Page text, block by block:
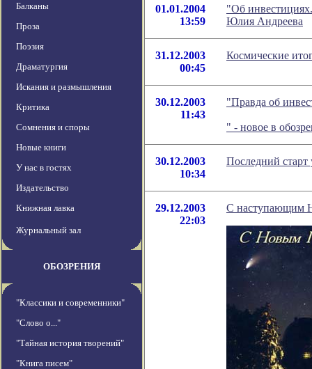
Балканы
Проза
Поэзия
Драматургия
Искания и размышления
Критика
Сомнения и споры
Новые книги
У нас в гостях
Издательство
Книжная лавка
Журнальный зал
ОБОЗРЕНИЯ
"Классики и современники"
"Слово о..."
"Тайная история творений"
"Книга писем"
01.01.2004
13:59
"Об
Юлия Андреева
31.12.2003
00:45
Космические
30.12.2003
11:43
"Правда об
" - новое в
30.12.2003
10:34
Последний старт
29.12.2003
22:03
С наступающим